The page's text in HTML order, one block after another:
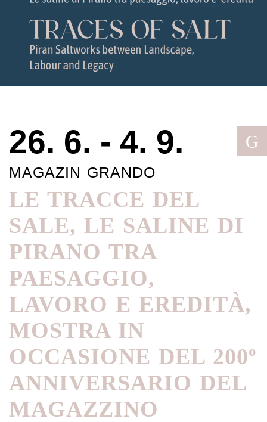
26. 6. - 4. 9. G
MAGAZIN GRANDO
LE TRACCE DEL
SALE, LE SALINE DI
PIRANO TRA
PAESAGGIO,
LAVORO E EREDITÀ,
MOSTRA IN
OCCASIONE DEL 200º
ANNIVERSARIO DEL
MAGAZZINO